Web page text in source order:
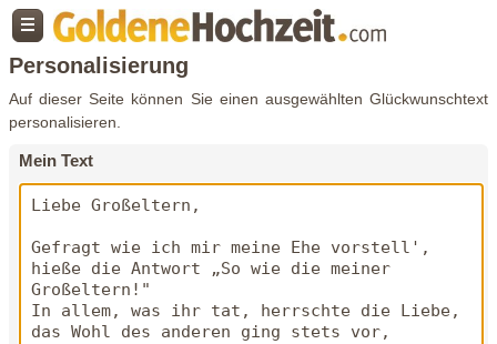
Personalisierung
Auf dieser Seite können Sie einen ausgewählten Glückwunschtext
personalisieren.
Mein Text